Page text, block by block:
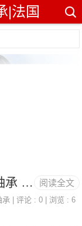
|法国
阅读全文
3314.BC3(J30) 法国SNR轴承 NU405
承 | 评论 : 0 | 浏览 : 6